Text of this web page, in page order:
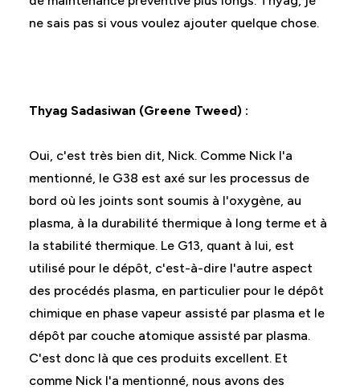
ne sais pas si vous voulez ajouter quelque chose.
Thyag Sadasiwan (Greene Tweed) :
Oui, c'est très bien dit, Nick. Comme Nick l'a
mentionné, le G38 est axé sur les processus de
bord où les joints sont soumis à l'oxygène, au
plasma, à la durabilité thermique à long terme et à
la stabilité thermique. Le G13, quant à lui, est
utilisé pour le dépôt, c'est-à-dire l'autre aspect
des procédés plasma, en particulier pour le dépôt
chimique en phase vapeur assisté par plasma et le
dépôt par couche atomique assisté par plasma.
C'est donc là que ces produits excellent. Et
comme Nick l'a mentionné, nous avons des